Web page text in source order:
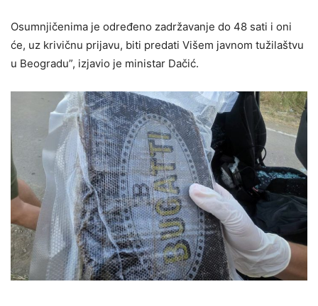
Osumnjičenima je određeno zadržavanje do 48 sati i oni
će, uz krivičnu prijavu, biti predati Višem javnom tužilaštvu
u Beogradu”, izjavio je ministar Dačić.